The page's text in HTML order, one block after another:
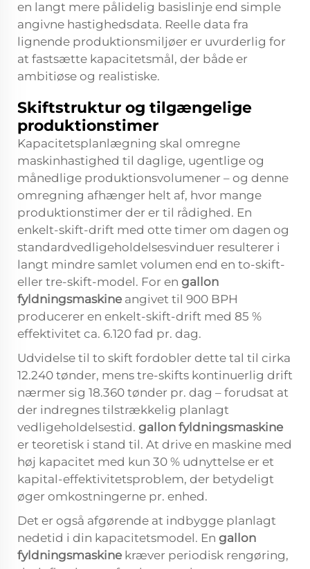
en langt mere pålidelig basislinje end simple
angivne hastighedsdata. Reelle data fra
lignende produktionsmiljøer er uvurderlig for
at fastsætte kapacitetsmål, der både er
ambitiøse og realistiske.
Skiftstruktur og tilgængelige
produktionstimer
Kapacitetsplanlægning skal omregne
maskinhastighed til daglige, ugentlige og
månedlige produktionsvolumener – og denne
omregning afhænger helt af, hvor mange
produktionstimer der er til rådighed. En
enkelt-skift-drift med otte timer om dagen og
standardvedligeholdelsesvinduer resulterer i
langt mindre samlet volumen end en to-skift-
eller tre-skift-model. For en gallon
fyldningsmaskine angivet til 900 BPH
producerer en enkelt-skift-drift med 85 %
effektivitet ca. 6.120 fad pr. dag.
Udvidelse til to skift fordobler dette tal til cirka
12.240 tønder, mens tre-skifts kontinuerlig drift
nærmer sig 18.360 tønder pr. dag – forudsat at
der indregnes tilstrækkelig planlagt
vedligeholdelsestid. gallon fyldningsmaskine
er teoretisk i stand til. At drive en maskine med
høj kapacitet med kun 30 % udnyttelse er et
kapital-effektivitetsproblem, der betydeligt
øger omkostningerne pr. enhed.
Det er også afgørende at indbygge planlagt
nedetid i din kapacitetsmodel. En gallon
fyldningsmaskine kræver periodisk rengøring,